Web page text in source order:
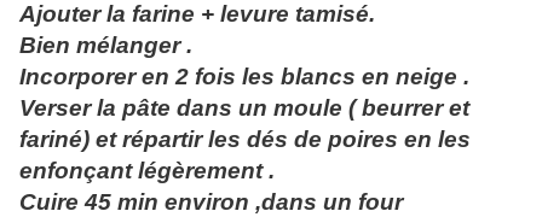
Ajouter la farine + levure tamisé.
Bien mélanger .
Incorporer en 2 fois les blancs en neige .
Verser la pâte dans un moule ( beurrer et
fariné) et répartir les dés de poires en les
enfonçant légèrement .
Cuire 45 min environ ,dans un four